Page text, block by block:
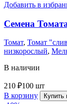
Добавить в
Семена
Томат, Томат
низкорослый,
В наличии
210 ₽100 шт
В корзину
Купить